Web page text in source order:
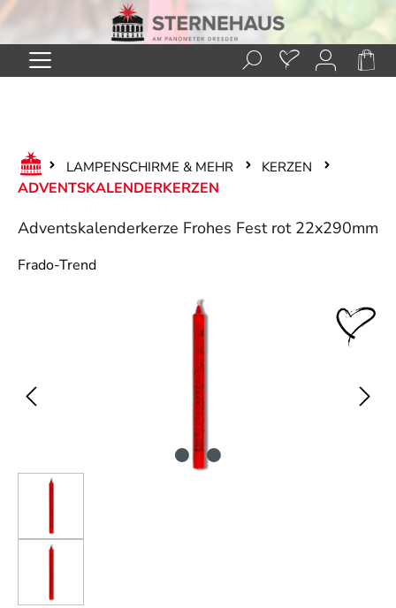
Zum Hauptinhalt springen
LAMPENSCHIRME & MEHR KERZEN
ADVENTSKALENDERKERZEN
Adventskalenderkerze Frohes Fest rot 22x290mm
Frado-Trend